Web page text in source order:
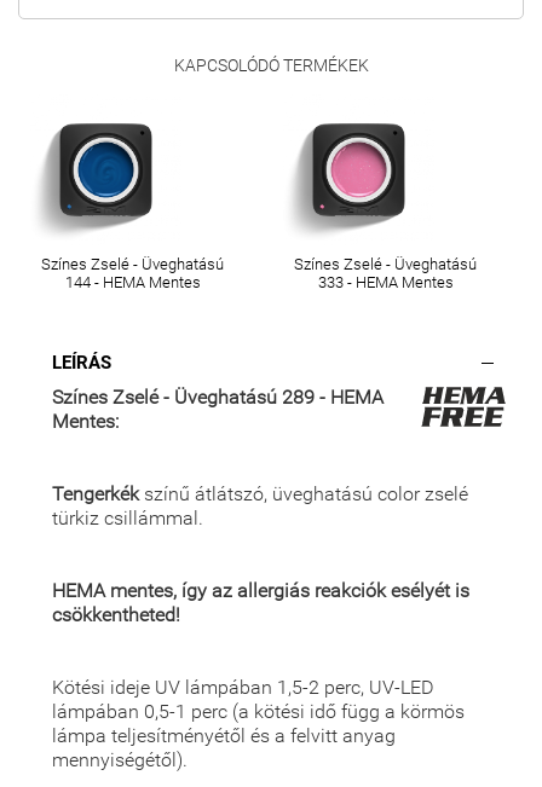
KAPCSOLÓDÓ TERMÉKEK
Színes Zselé - Üveghatású
144 - HEMA Mentes
Színes Zselé - Üveghatású
333 - HEMA Mentes
LEÍRÁS
Színes Zselé - Üveghatású 289 - HEMA
Mentes:
Tengerkék színű átlátszó, üveghatású color zselé
türkiz csillámmal.
HEMA mentes, így az allergiás reakciók esélyét is
csökkentheted!
Kötési ideje UV lámpában 1,5-2 perc, UV-LED
lámpában 0,5-1 perc (a kötési idő függ a körmös
lámpa teljesítményétől és a felvitt anyag
mennyiségétől).